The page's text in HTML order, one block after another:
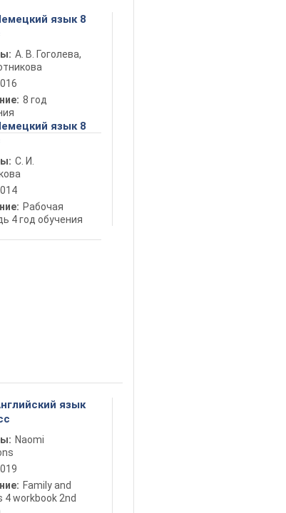
язык 8
А. В. Гоголева,
8 год
язык 8
С. И.
Рабочая
4 год обучения
язык
Naomi
Family and
4 workbook 2nd